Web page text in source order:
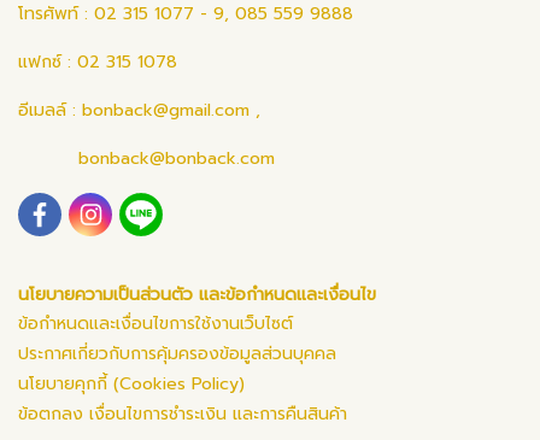
โทรศัพท์ : 02 315 1077 - 9, 085 559 9888
แฟกซ์ : 02 315 1078
อีเมลล์ : bonback@gmail.com ,
bonback@bonback.com
นโยบายความเป็นส่วนตัว และข้อกำหนดและเงื่อนไข
ข้อกำหนดและเงื่อนไขการใช้งานเว็บไซต์
ประกาศเกี่ยวกับการคุ้มครองข้อมูลส่วนบุคคล
นโยบายคุกกี้ (Cookies Policy)
ข้อตกลง เงื่อนไขการชำระเงิน และการคืนสินค้า